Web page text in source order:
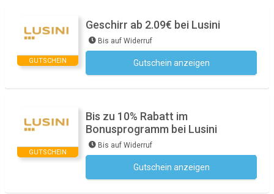
GUTSCHEIN
Geschirr ab 2.09€ bei Lusini
Bis auf Widerruf
Gutschein anzeigen
GUTSCHEIN
Bis zu 10% Rabatt im
Bonusprogramm bei Lusini
Bis auf Widerruf
Gutschein anzeigen